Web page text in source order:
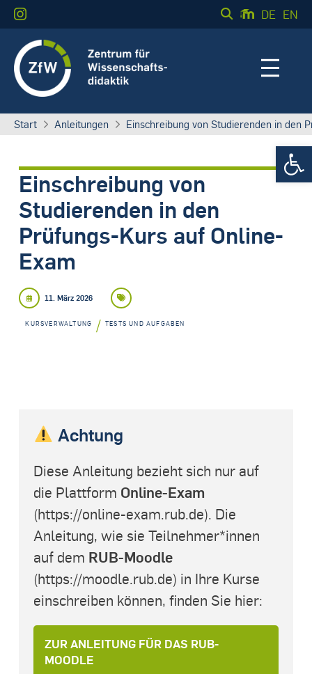
DE EN
Start Anleitungen Einschreibung von Studierenden in den
Einschreibung von
Studierenden in den
Prüfungs-Kurs auf Online-
Exam
11. März 2026
KURSVERWALTUNG / TESTS UND AUFGABEN
Achtung
Diese Anleitung bezieht sich nur auf
die Plattform Online-Exam
(https://online-exam.rub.de). Die
Anleitung, wie sie Teilnehmer*innen
auf dem RUB-Moodle
(https://moodle.rub.de) in Ihre Kurse
einschreiben können, finden Sie hier:
ZUR ANLEITUNG FÜR DAS RUB-
MOODLE